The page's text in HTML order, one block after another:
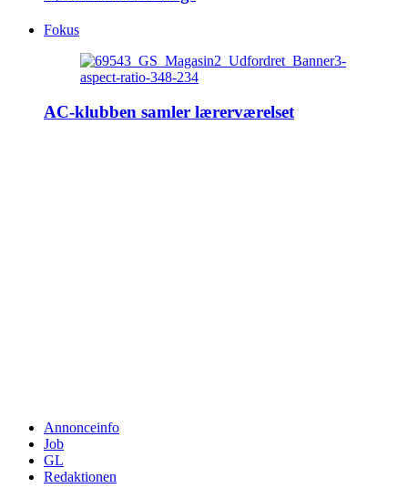
Fokus
AC-klubben samler lærerværelset
Annonceinfo
Job
GL
Redaktionen